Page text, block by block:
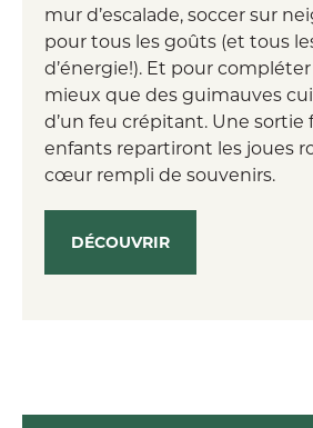
mur d’escalade, soccer sur
pour tous les goûts (et tous
d’énergie!). Et pour
mieux que des guimauves
d’un feu crépitant. Une sortie
enfants repartiront les joues
cœur rempli de souvenirs.
DÉCOUVRIR